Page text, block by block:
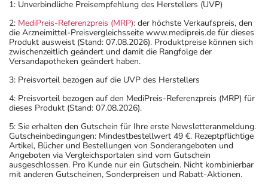
1: Unverbindliche Preisempfehlung des Herstellers (UVP)
2: MediPreis-Referenzpreis (MRP): der höchste Verkaufspreis, den
die Arzneimittel-Preisvergleichsseite www.medipreis.de für dieses
Produkt ausweist (Stand: 07.08.2026). Produktpreise können sich
zwischenzeitlich geändert und damit die Rangfolge der
Versandapotheken geändert haben.
3: Preisvorteil bezogen auf die UVP des Herstellers
4: Preisvorteil bezogen auf den MediPreis-Referenzpreis (MRP) für
dieses Produkt (Stand: 07.08.2026).
5: Sie erhalten den Gutschein für Ihre erste Newsletteranmeldung.
Gutscheinbedingungen: Mindestbestellwert 49 €. Rezeptpflichtige
Artikel, Bücher und Bestellungen von Sonderangeboten und
Angeboten via Vergleichsportalen sind vom Gutschein
ausgeschlossen. Pro Kunde nur ein Gutschein. Nicht kombinierbar
mit anderen Gutscheinen, Sonderpreisen und Rabatt-Aktionen.